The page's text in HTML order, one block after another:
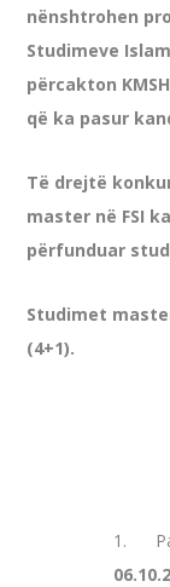
nënshtrohen
Studimeve
përcakton
që ka pasur
Të drejtë
master në FSI
përfunduar
Studimet
(4+1).
1.